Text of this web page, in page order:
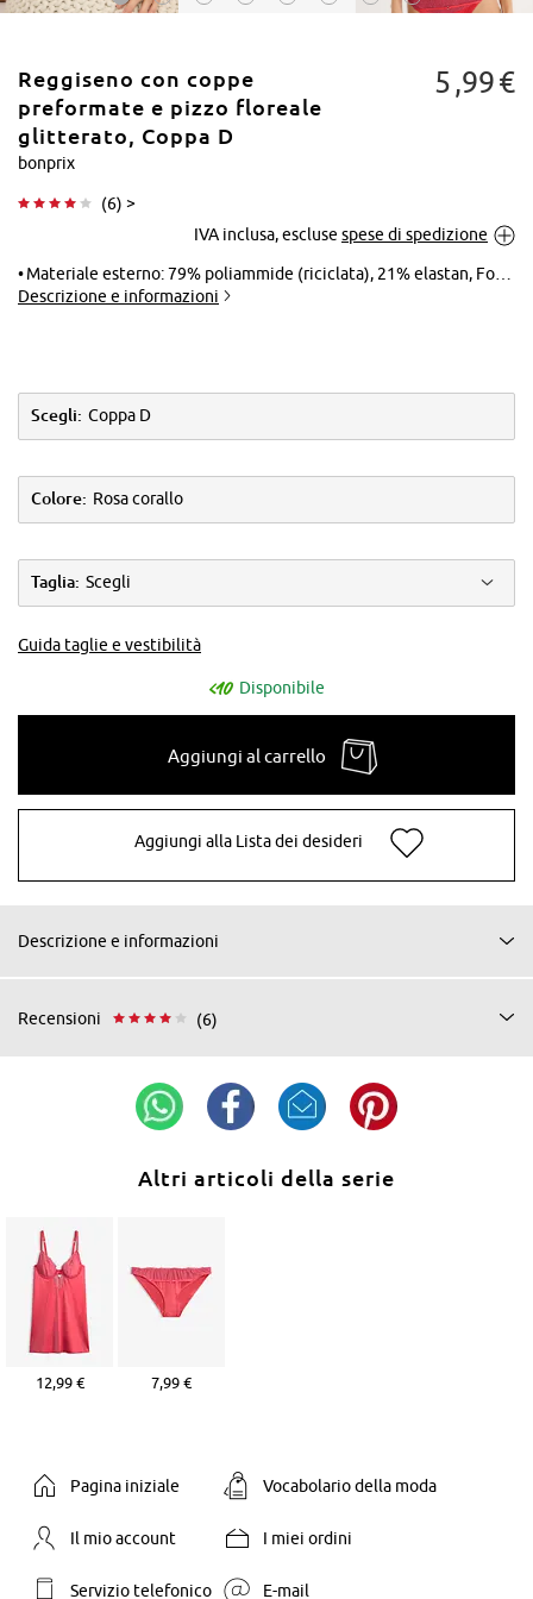
Reggiseno con coppe
preformate e pizzo floreale
glitterato, Coppa D
bonprix
(6) >
5 99€
IVA inclusa, escluse spese di spedizione
Materiale esterno: 79% poliammide (riciclata), 21% elastan, Fodera: 86% poliammide, 14% elastan, Pizzo: 54% poliammide, 41% poliestere, 5% fibre metallizzate
Descrizione e informazioni
Scegli: Coppa D
Colore: Rosa corallo
Taglia: Scegli
Guida taglie e vestibilità
Disponibile
Aggiungi al carrello
Aggiungi alla Lista dei desideri
Descrizione e informazioni
Recensioni (6)
Altri articoli della serie
12,99 € 7,99 €
Pagina iniziale Vocabolario della moda
Il mio account I miei ordini
Servizio telefonico E-mail